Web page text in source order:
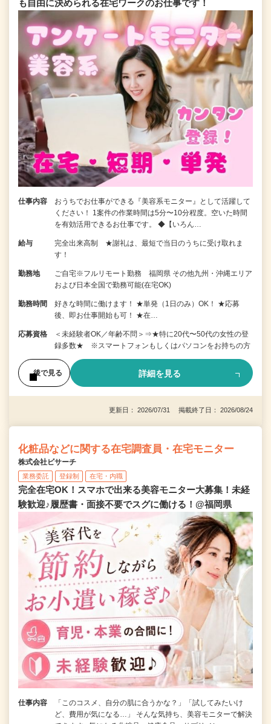
も自由に決められる在宅ワークのお仕事です！
仕事内容
おうちでお仕事ができる『美容系モニター』として活躍して
ください！ 1案件の作業時間は5分〜10分程度。空いた時間
を有効活用できるお仕事です。 ◆【いろん…
給与
完全出来高制 ★謝礼は、最短で当日のうちに受け取れま
す！
勤務地
ご自宅※フルリモート勤務 福岡県 その他九州・沖縄エリア
および日本全国で勤務可能(在宅OK)
勤務時間
好きな時間に働けます！ ★単発（1日のみ）OK！ ★応募
後、即お仕事開始も可！ ★在…
応募資格
＜未経験者OK／年齢不問＞⇒★特に20代〜50代の女性の登
録多数★ ※スマートフォンもしくはパソコンをお持ちの方
後で見る 詳細を見る
更新日： 2026/07/31 掲載終了日： 2026/08/24
化粧品などに関する在宅調査員・在宅モニター
株式会社ビサーチ
業務委託 登録制 在宅・内職
完全在宅OK！スマホで出来る美容モニター大募集！未経
験歓迎♪履歴書・面接不要でスグに働ける！@福岡県
仕事内容
「このコスメ、自分の肌に合うかな？」「試してみたいけ
ど、費用が気になる…」 そんな気持ち、美容モニターで解決